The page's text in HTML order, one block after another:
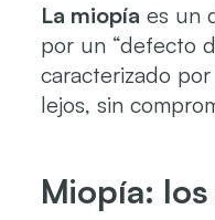
La miopía es un
por un “defecto
caracterizado
lejos, sin
Miopía: